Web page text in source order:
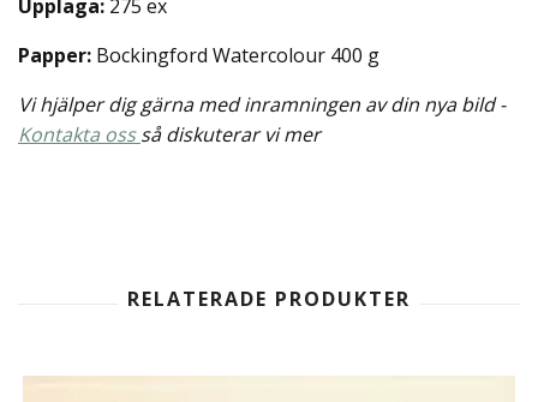
Upplaga: 275 ex
Papper: Bockingford Watercolour 400 g
Vi hjälper dig gärna med inramningen av din nya bild -
Kontakta ossså diskuterar vi mer